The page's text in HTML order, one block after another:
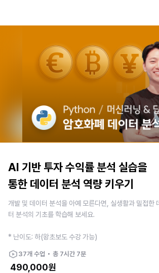
AI 기반 투자 수익률 분석 실습을
통한 데이터 분석 역량 키우기
개발 및 데이터 분석을 아예 모른다면, 실생활과 밀접한
터 분석의 기초를 학습해 보세요.
* 난이도: 하(왕초보도 수강 가능)
37개 수업 총 7시간 7분
490,000원